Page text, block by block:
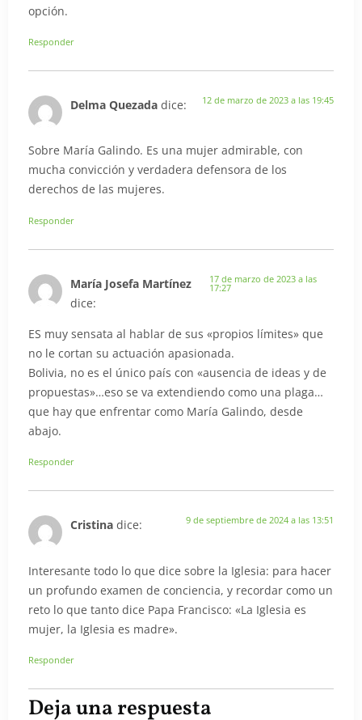
opción.
Responder
Delma Quezada dice: 12 de marzo de 2023 a las 19:45
Sobre María Galindo. Es una mujer admirable, con
mucha convicción y verdadera defensora de los
derechos de las mujeres.
Responder
María Josefa Martínez
dice:
17 de marzo de 2023 a las
17:27
ES muy sensata al hablar de sus «propios límites» que
no le cortan su actuación apasionada.
Bolivia, no es el único país con «ausencia de ideas y de
propuestas»…eso se va extendiendo como una plaga…
que hay que enfrentar como María Galindo, desde
abajo.
Responder
Cristina dice: 9 de septiembre de 2024 a las 13:51
Interesante todo lo que dice sobre la Iglesia: para hacer
un profundo examen de conciencia, y recordar como un
reto lo que tanto dice Papa Francisco: «La Iglesia es
mujer, la Iglesia es madre».
Responder
Deja una respuesta